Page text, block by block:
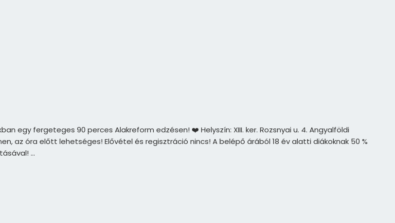
egy fergeteges 90 perces Alakreform edzésen! ❤️ Helyszín: XIII. ker. Rozsnyai u. 4. Angyalföldi
az óra előtt lehetséges! Elővétel és regisztráció nincs! A belépő árából 18 év alatti diákoknak 50 %
…